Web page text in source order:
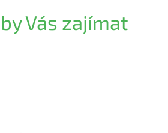
Vás zajímat